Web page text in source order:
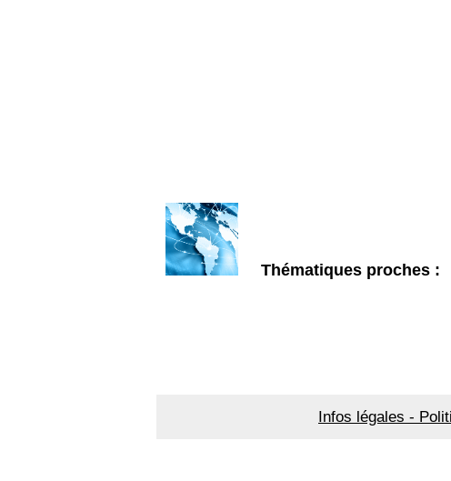
Thématiques proches :
Infos légales -